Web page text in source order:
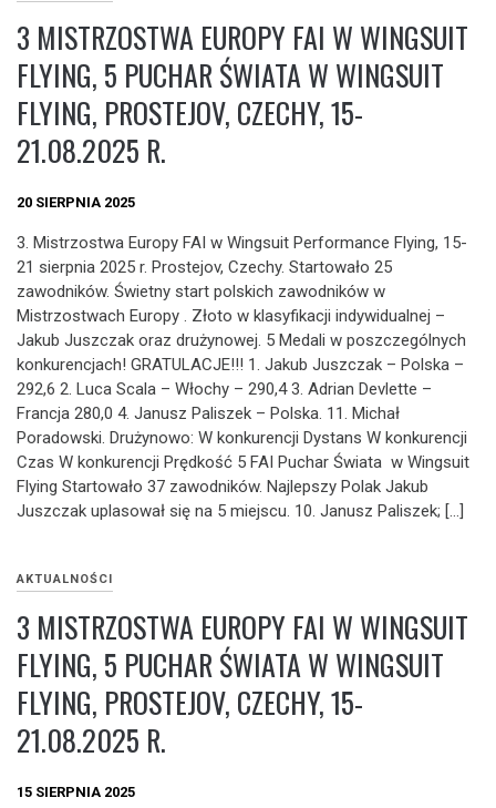
3 MISTRZOSTWA EUROPY FAI W WINGSUIT
FLYING, 5 PUCHAR ŚWIATA W WINGSUIT
FLYING, PROSTEJOV, CZECHY, 15-
21.08.2025 R.
20 SIERPNIA 2025
3. Mistrzostwa Europy FAI w Wingsuit Performance Flying, 15-
21 sierpnia 2025 r. Prostejov, Czechy. Startowało 25
zawodników. Świetny start polskich zawodników w
Mistrzostwach Europy . Złoto w klasyfikacji indywidualnej –
Jakub Juszczak oraz drużynowej. 5 Medali w poszczególnych
konkurencjach! GRATULACJE!!! 1. Jakub Juszczak – Polska –
292,6 2. Luca Scala – Włochy – 290,4 3. Adrian Devlette –
Francja 280,0 4. Janusz Paliszek – Polska. 11. Michał
Poradowski. Drużynowo: W konkurencji Dystans W konkurencji
Czas W konkurencji Prędkość 5 FAI Puchar Świata w Wingsuit
Flying Startowało 37 zawodników. Najlepszy Polak Jakub
Juszczak uplasował się na 5 miejscu. 10. Janusz Paliszek; […]
AKTUALNOŚCI
3 MISTRZOSTWA EUROPY FAI W WINGSUIT
FLYING, 5 PUCHAR ŚWIATA W WINGSUIT
FLYING, PROSTEJOV, CZECHY, 15-
21.08.2025 R.
15 SIERPNIA 2025